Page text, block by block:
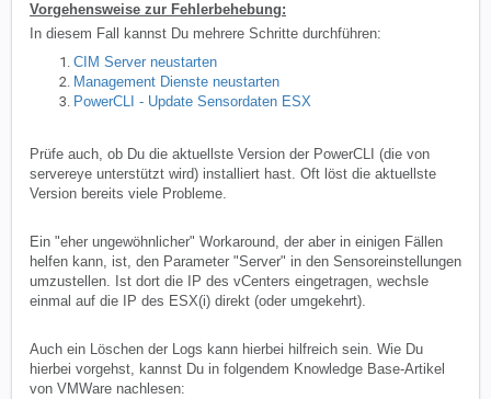
Vorgehensweise zur Fehlerbehebung:
In diesem Fall kannst Du mehrere Schritte durchführen:
CIM Server neustarten
Management Dienste neustarten
PowerCLI - Update Sensordaten ESX
Prüfe auch, ob Du die aktuellste Version der PowerCLI (die von
servereye unterstützt wird) installiert hast. Oft löst die aktuellste
Version bereits viele Probleme.
Ein "eher ungewöhnlicher" Workaround, der aber in einigen Fällen
helfen kann, ist, den Parameter "Server" in den Sensoreinstellungen
umzustellen. Ist dort die IP des vCenters eingetragen, wechsle
einmal auf die IP des ESX(i) direkt (oder umgekehrt).
Auch ein Löschen der Logs kann hierbei hilfreich sein. Wie Du
hierbei vorgehst, kannst Du in folgendem Knowledge Base-Artikel
von VMWare nachlesen: